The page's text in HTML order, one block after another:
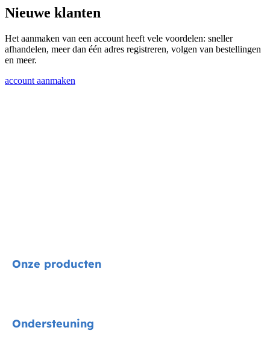
Nieuwe klanten
Het aanmaken van een account heeft vele voordelen: sneller
afhandelen, meer dan één adres registreren, volgen van bestellingen
en meer.
account aanmaken
Onze producten
Ondersteuning